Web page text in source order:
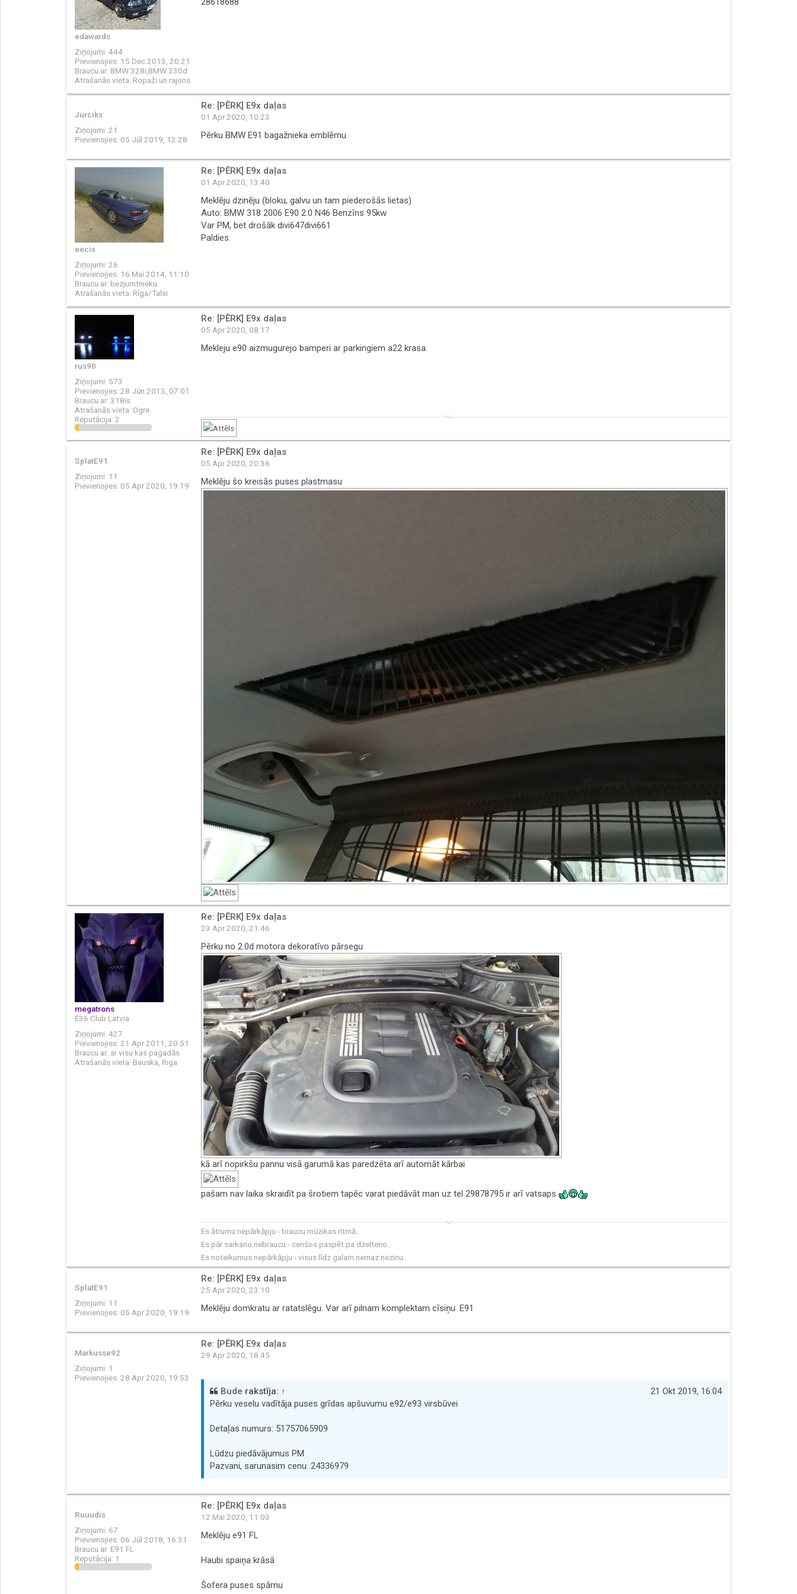
edawards
Ziņojumi: 444
Pievienojies: 15 Dec 2013, 20:21
Braucu ar: BMW 328i,BMW 330d
Atrašanās vieta: Ropaži un rajons
Jurciks
Ziņojumi: 21
Pievienojies: 05 Jūl 2019, 12:28
Re: [PĒRK] E9x daļas
01 Apr 2020, 10:23
Pērku BMW E91 bagažnieka emblēmu
eecis
Ziņojumi: 26
Pievienojies: 16 Mai 2014, 11:10
Braucu ar: bezjumtnieku
Atrašanās vieta: Rīga/Talsi
Re: [PĒRK] E9x daļas
01 Apr 2020, 13:40
Meklēju dzinēju (bloku, galvu un tam piederošās lietas)
Auto: BMW 318 2006 E90 2.0 N46 Benzīns 95kw
Var PM, bet drošāk divi647divi661
Paldies.
rus90
Ziņojumi: 573
Pievienojies: 28 Jūn 2013, 07:01
Braucu ar: 318is
Atrašanās vieta: Ogre
Reputācija: 2
Re: [PĒRK] E9x daļas
05 Apr 2020, 08:17
Mekleju e90 aizmugurejo bamperi ar parkingiem a22 krasa.
keyboard_arrow_down
SplatE91
Ziņojumi: 11
Pievienojies: 05 Apr 2020, 19:19
Re: [PĒRK] E9x daļas
05 Apr 2020, 20:36
Meklēju šo kreisās puses plastmasu
megatrons
E36 Club Latvia
Ziņojumi: 427
Pievienojies: 21 Apr 2011, 20:51
Braucu ar: ar visu kas pagadās
Atrašanās vieta: Bauska, Riga
Re: [PĒRK] E9x daļas
23 Apr 2020, 21:46
Pērku no 2.0d motora dekoratīvo pārsegu
kā arī nopirkšu pannu visā garumā kas paredzēta arī automāt kārbai
pašam nav laika skraidīt pa šrotiem tapēc varat piedāvāt man uz tel 29878795 ir arī vatsaps
keyboard_arrow_down
Es ātrumu nepārkāpju - braucu mūzikas ritmā..
Es pār sarkano nebraucu - cenšos paspēt pa dzelteno..
Es noteikumus nepārkāpju - visus līdz galam nemaz nezinu..
SplatE91
Ziņojumi: 11
Pievienojies: 05 Apr 2020, 19:19
Re: [PĒRK] E9x daļas
25 Apr 2020, 23:10
Meklēju domkratu ar ratatslēgu. Var arī pilnam komplektam cīsiņu. E91
Markusse92
Ziņojumi: 1
Pievienojies: 28 Apr 2020, 19:53
Re: [PĒRK] E9x daļas
29 Apr 2020, 18:45
Bude rakstīja: ↑
21 Okt 2019, 16:04
Pērku veselu vadītāja puses grīdas apšuvumu e92/e93 virsbūvei
Detaļas numurs: 51757065909
Lūdzu piedāvājumus PM
Pazvani, sarunasim cenu. 24336979
Ruuudis
Ziņojumi: 67
Pievienojies: 06 Jūl 2018, 16:31
Braucu ar: E91 FL
Reputācija: 1
Re: [PĒRK] E9x daļas
12 Mai 2020, 11:03
Meklēju e91 FL
Haubi spaiņa krāsā
Šofera puses spārnu